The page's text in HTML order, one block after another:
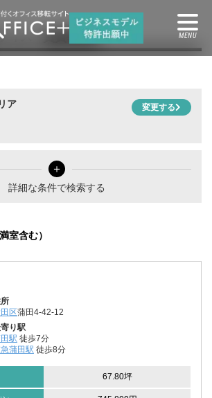
ィス・賃貸事務所
ア 変更する
＋
詳細な条件で検索する
室含む）
区蒲田4-42-12
り駅
駅 徒歩7分
蒲田駅 徒歩8分
67.80坪